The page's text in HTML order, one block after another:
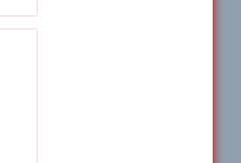
hie...
200m